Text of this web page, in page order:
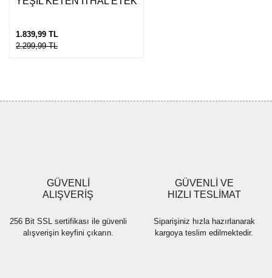
1.839,99 TL
2.299,99 TL
GÜVENLİ
ALIŞVERİŞ
256 Bit SSL sertifikası ile güvenli
alışverişin keyfini çıkarın.
GÜVENLİ VE
HIZLI TESLİMAT
Siparişiniz hızla hazırlanarak
kargoya teslim edilmektedir.